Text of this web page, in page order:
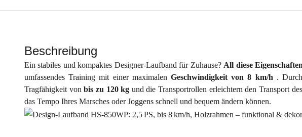
Beschreibung
Ein stabiles und kompaktes Designer-Laufband für Zuhause? All diese
umfassendes Training mit einer maximalen Geschwindigkeit von 8 km/h .
Tragfähigkeit vonbis zu 120 kg und die Transportrollen erleichtern den Transport
das Tempo Ihres Marsches oder Joggens schnell und bequem ändern können.